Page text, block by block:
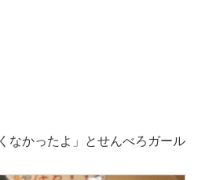
なかったよ」とせんべろガール